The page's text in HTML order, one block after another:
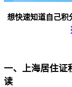
想快速知道自己积
一、上海居住证
读